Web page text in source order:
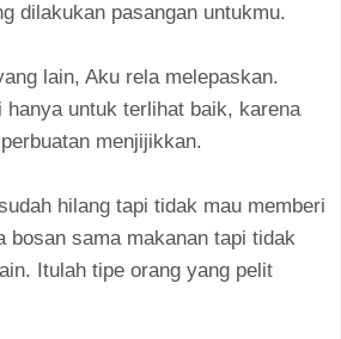
dilakukan pasangan untukmu.
lain, Aku rela melepaskan.
hanya untuk terlihat baik, karena
menjijikkan.
hilang tapi tidak mau memberi
bosan sama makanan tapi tidak
Itulah tipe orang yang pelit